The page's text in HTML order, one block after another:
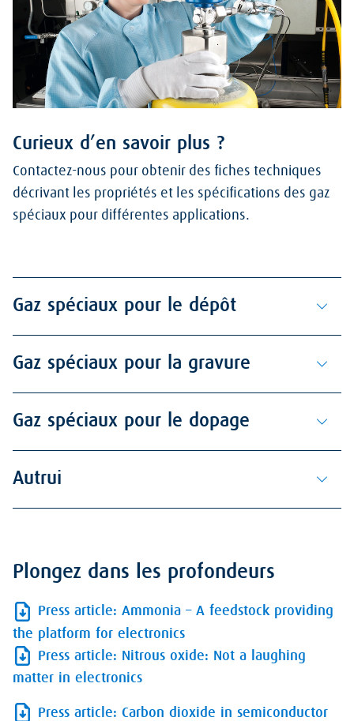
Curieux d’en savoir plus ?
Contactez-nous pour obtenir des fiches techniques
décrivant les propriétés et les spécifications des gaz
spéciaux pour différentes applications.
Gaz spéciaux pour le dépôt
Gaz spéciaux pour la gravure
Gaz spéciaux pour le dopage
Autrui
Plongez dans les profondeurs
Press article: Ammonia – A feedstock providing
the platform for electronics
Press article: Nitrous oxide: Not a laughing
matter in electronics
Press article: Carbon dioxide in semiconductor